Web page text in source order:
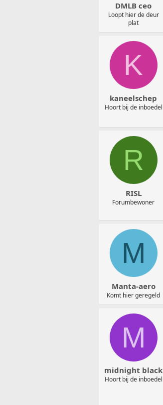
DMLB ceo
Loopt hier de deur
plat
K
kaneelschep
Hoort bij de inboedel
R
RISL
Forumbewoner
M
Manta-aero
Komt hier geregeld
M
midnight black
Hoort bij de inboedel